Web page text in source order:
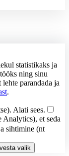
statistikaks ja
ning sinu
parandada ja
.
Alati sees.
et seda
sihtimine (nt
valik